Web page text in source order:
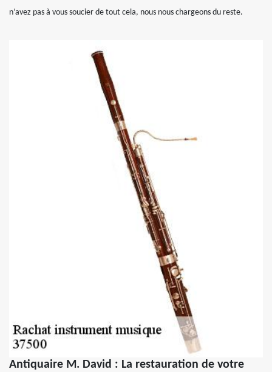
n’avez pas à vous soucier de tout cela, nous nous chargeons du reste.
Antiquaire M. David : La restauration de votre